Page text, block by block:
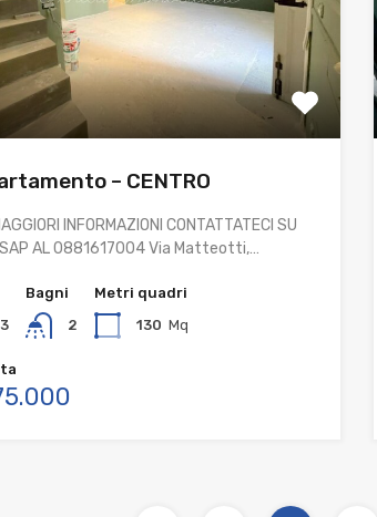
– CENTRO
INFORMAZIONI CONTATTATECI SU
AL 0881617004 Via Matteotti,…
3
Bagni
2
Metri quadri
130 Mq